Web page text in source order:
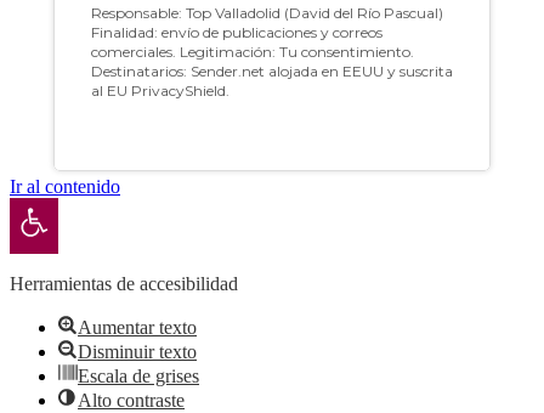
Ir al contenido
Abrir barra de herramientas
Herramientas de accesibilidad
Aumentar texto
Disminuir texto
Escala de grises
Alto contraste